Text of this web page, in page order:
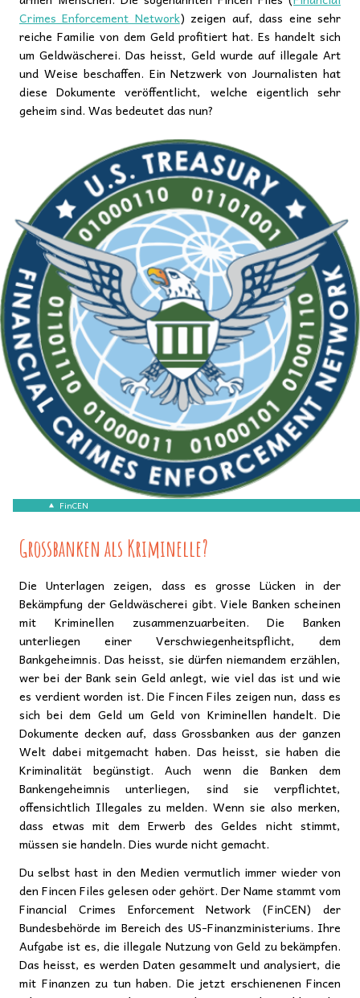
Crimes Enforcement Network) zeigen auf, dass eine sehr
reiche Familie von dem Geld profitiert hat. Es handelt sich
um Geldwäscherei. Das heisst, Geld wurde auf illegale Art
und Weise beschaffen. Ein Netzwerk von Journalisten hat
diese Dokumente veröffentlicht, welche eigentlich sehr
geheim sind. Was bedeutet das nun?
FinCEN
Grossbanken als Kriminelle?
Die Unterlagen zeigen, dass es grosse Lücken in der
Bekämpfung der Geldwäscherei gibt. Viele Banken scheinen
mit Kriminellen zusammenzuarbeiten. Die Banken
unterliegen einer Verschwiegenheitspflicht, dem
Bankgeheimnis. Das heisst, sie dürfen niemandem erzählen,
wer bei der Bank sein Geld anlegt, wie viel das ist und wie
es verdient worden ist. Die Fincen Files zeigen nun, dass es
sich bei dem Geld um Geld von Kriminellen handelt. Die
Dokumente decken auf, dass Grossbanken aus der ganzen
Welt dabei mitgemacht haben. Das heisst, sie haben die
Kriminalität begünstigt. Auch wenn die Banken dem
Bankengeheimnis unterliegen, sind sie verpflichtet,
offensichtlich Illegales zu melden. Wenn sie also merken,
dass etwas mit dem Erwerb des Geldes nicht stimmt,
müssen sie handeln. Dies wurde nicht gemacht.
Du selbst hast in den Medien vermutlich immer wieder von
den Fincen Files gelesen oder gehört. Der Name stammt vom
Financial Crimes Enforcement Network (FinCEN) der
Bundesbehörde im Bereich des US-Finanzministeriums. Ihre
Aufgabe ist es, die illegale Nutzung von Geld zu bekämpfen.
Das heisst, es werden Daten gesammelt und analysiert, die
mit Finanzen zu tun haben. Die jetzt erschienenen Fincen